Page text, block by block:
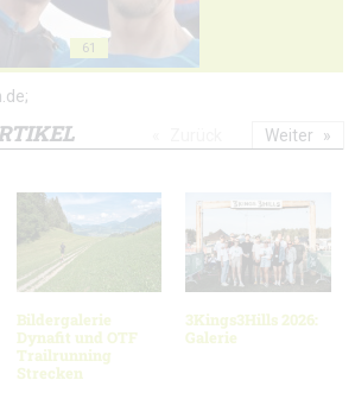
61
Bildergalerie
Dynafit und OTF
Trailrunning
Strecken
3Kings3Hills 2026:
Galerie
Weiter